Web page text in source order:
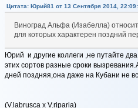
Цитата: Юрий81 от 13 Сентября 2014,
Виноград Альфа (Изабелла)
для которых характерен поздний
Юрий и другие коллеги ,не путайте
этих сортов разные сроки
дней поздняя,она даже на Кубани не
(V.labrusca x V.riparia)